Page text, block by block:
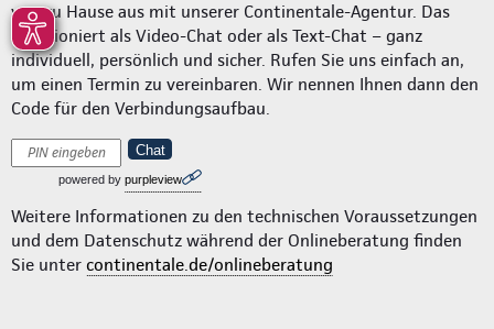
von zu Hause aus mit unserer Continentale-Agentur. Das
funktioniert als Video-Chat oder als Text-Chat – ganz
individuell, persönlich und sicher. Rufen Sie uns einfach an,
um einen Termin zu vereinbaren. Wir nennen Ihnen dann den
Code für den Verbindungsaufbau.
Chat
powered by purpleview
Weitere Informationen zu den technischen Voraussetzungen
und dem Datenschutz während der Onlineberatung finden
Sie unter continentale.de/onlineberatung